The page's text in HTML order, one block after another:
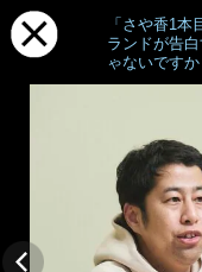
「さや香1
ランドが告
ゃないですか